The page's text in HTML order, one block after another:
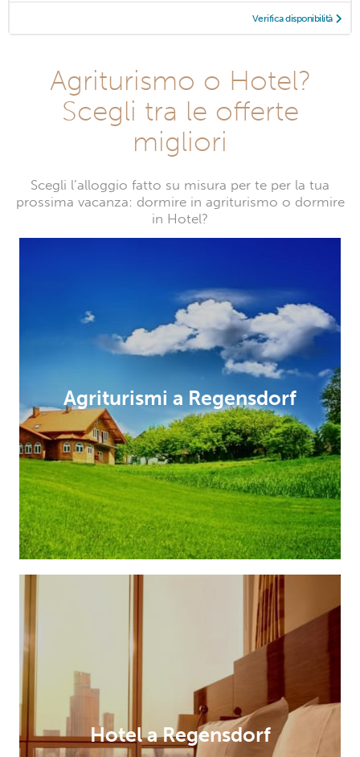
Verifica disponibilità
Agriturismo o Hotel?
Scegli tra le offerte
migliori
Scegli l’alloggio fatto su misura per te per la tua
prossima vacanza: dormire in agriturismo o dormire
in Hotel?
Agriturismi a Regensdorf
Hotel a Regensdorf